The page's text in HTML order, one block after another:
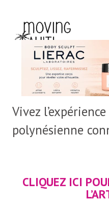
Vivez
polynésienne
CLIQUEZ ICI